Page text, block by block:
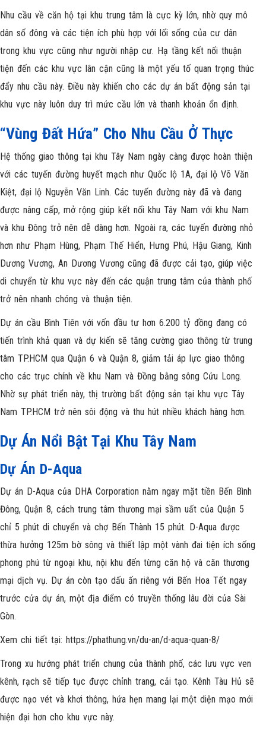
Nhu cầu về căn hộ tại khu trung tâm là cực kỳ lớn, nhờ quy mô
dân số đông và các tiện ích phù hợp với lối sống của cư dân
trong khu vực cũng như người nhập cư. Hạ tầng kết nối thuận
tiện đến các khu vực lân cận cũng là một yếu tố quan trọng thúc
đẩy nhu cầu này. Điều này khiến cho các dự án bất động sản tại
khu vực này luôn duy trì mức cầu lớn và thanh khoản ổn định.
“Vùng Đất Hứa” Cho Nhu Cầu Ở Thực
Hệ thống giao thông tại khu Tây Nam ngày càng được hoàn thiện
với các tuyến đường huyết mạch như Quốc lộ 1A, đại lộ Võ Văn
Kiệt, đại lộ Nguyễn Văn Linh. Các tuyến đường này đã và đang
được nâng cấp, mở rộng giúp kết nối khu Tây Nam với khu Nam
và khu Đông trở nên dễ dàng hơn. Ngoài ra, các tuyến đường nhỏ
hơn như Phạm Hùng, Phạm Thế Hiển, Hưng Phú, Hậu Giang, Kinh
Dương Vương, An Dương Vương cũng đã được cải tạo, giúp việc
di chuyển từ khu vực này đến các quận trung tâm của thành phố
trở nên nhanh chóng và thuận tiện.
Dự án cầu Bình Tiên với vốn đầu tư hơn 6.200 tỷ đồng đang có
tiến trình khả quan và dự kiến sẽ tăng cường giao thông từ trung
tâm TP.HCM qua Quận 6 và Quận 8, giảm tải áp lực giao thông
cho các trục chính về khu Nam và Đồng bằng sông Cửu Long.
Nhờ sự phát triển này, thị trường bất động sản tại khu vực Tây
Nam TP.HCM trở nên sôi động và thu hút nhiều khách hàng hơn.
Dự Án Nổi Bật Tại Khu Tây Nam
Dự Án D-Aqua
Dự án D-Aqua của DHA Corporation nằm ngay mặt tiền Bến Bình
Đông, Quận 8, cách trung tâm thương mại sầm uất của Quận 5
chỉ 5 phút di chuyển và chợ Bến Thành 15 phút. D-Aqua được
thừa hưởng 125m bờ sông và thiết lập một vành đai tiện ích sống
phong phú từ ngoại khu, nội khu đến từng căn hộ và căn thương
mại dịch vụ. Dự án còn tạo dấu ấn riêng với Bến Hoa Tết ngay
trước cửa dự án, một địa điểm có truyền thống lâu đời của Sài
Gòn.
Xem chi tiết tại: https://phathung.vn/du-an/d-aqua-quan-8/
Trong xu hướng phát triển chung của thành phố, các lưu vực ven
kênh, rạch sẽ tiếp tục được chỉnh trang, cải tạo. Kênh Tàu Hủ sẽ
được nạo vét và khơi thông, hứa hẹn mang lại một diện mạo mới
hiện đại hơn cho khu vực này.